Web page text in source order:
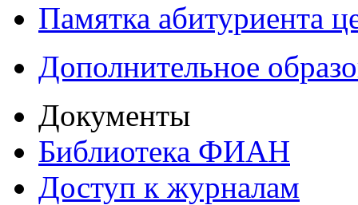
Памятка абитуриента
Дополнительное
Документы
Библиотека ФИАН
Доступ к журналам